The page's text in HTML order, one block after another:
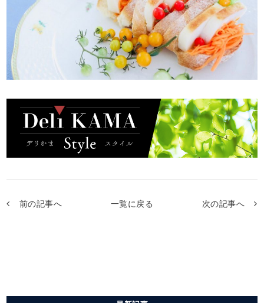
前の記事へ 一覧に戻る 次の記事へ